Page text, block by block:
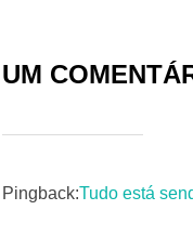
UM
Pingback:Tudo está